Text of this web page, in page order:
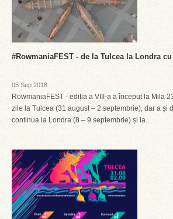
#RowmaniaFEST - de la Tulcea la Londra
05 Sep 2018
RowmaniaFEST - ediția a VIII-a a început la Mila
zile la Tulcea (31 august – 2 septembrie), dar a și
continua la Londra (8 – 9 septembrie) și la...